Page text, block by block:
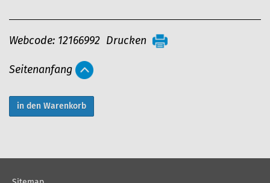
A
t
i
Webcode: 12166992 Drucken
Seitenanfang